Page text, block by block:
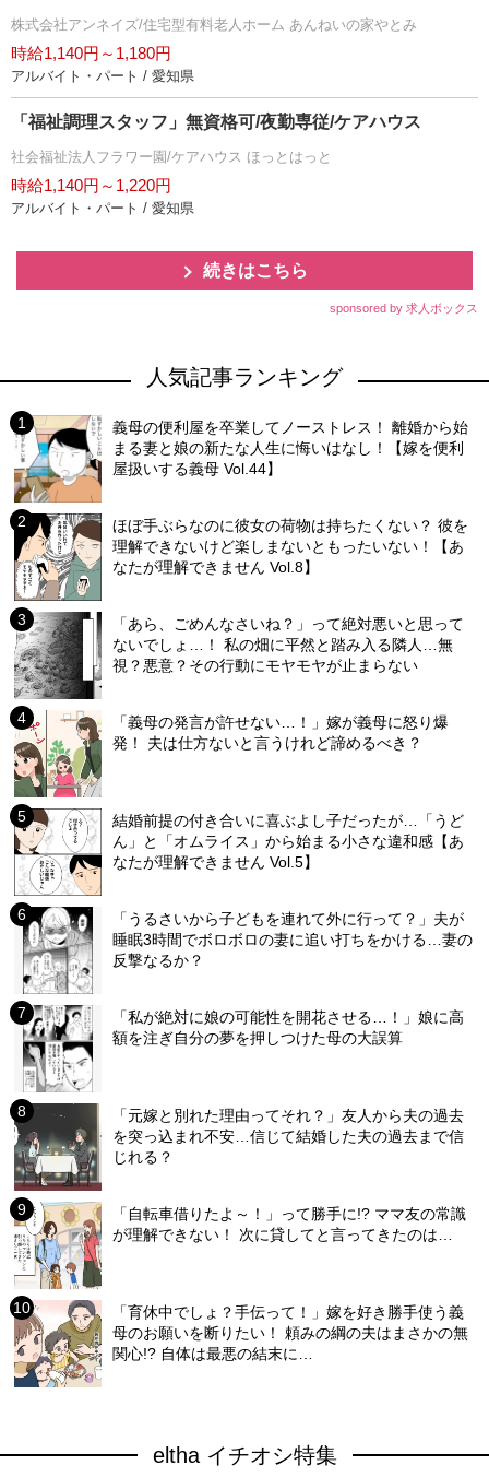
株式会社アンネイズ/住宅型有料老人ホーム あんねいの家やとみ
時給1,140円～1,180円
アルバイト・パート / 愛知県
「福祉調理スタッフ」無資格可/夜勤専従/ケアハウス
社会福祉法人フラワー園/ケアハウス ほっとはっと
時給1,140円～1,220円
アルバイト・パート / 愛知県
続きはこちら
sponsored by 求人ボックス
人気記事ランキング
義母の便利屋を卒業してノーストレス！ 離婚から始
まる妻と娘の新たな人生に悔いはなし！【嫁を便利
屋扱いする義母 Vol.44】
ほぼ手ぶらなのに彼女の荷物は持ちたくない？ 彼を
理解できないけど楽しまないともったいない！【あ
なたが理解できません Vol.8】
「あら、ごめんなさいね？」って絶対悪いと思って
ないでしょ…！ 私の畑に平然と踏み入る隣人…無
視？悪意？その行動にモヤモヤが止まらない
「義母の発言が許せない…！」嫁が義母に怒り爆
発！ 夫は仕方ないと言うけれど諦めるべき？
結婚前提の付き合いに喜ぶよし子だったが…「うど
ん」と「オムライス」から始まる小さな違和感【あ
なたが理解できません Vol.5】
「うるさいから子どもを連れて外に行って？」夫が
睡眠3時間でボロボロの妻に追い打ちをかける…妻の
反撃なるか？
「私が絶対に娘の可能性を開花させる…！」娘に高
額を注ぎ自分の夢を押しつけた母の大誤算
「元嫁と別れた理由ってそれ？」友人から夫の過去
を突っ込まれ不安…信じて結婚した夫の過去まで信
じれる？
「自転車借りたよ～！」って勝手に!? ママ友の常識
が理解できない！ 次に貸してと言ってきたのは…
「育休中でしょ？手伝って！」嫁を好き勝手使う義
母のお願いを断りたい！ 頼みの綱の夫はまさかの無
関心!? 自体は最悪の結末に…
eltha イチオシ特集